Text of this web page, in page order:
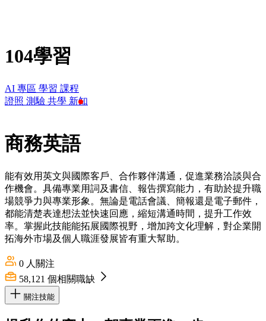
104學習
AI 專區 學習 課程
證照 測驗 共學 新知
商務英語
能有效用英文與國際客戶、合作夥伴溝通，促進業務洽談與合
作機會。具備專業用詞及書信、報告撰寫能力，有助於提升職
場競爭力與專業形象。無論是電話會議、簡報還是電子郵件，
都能清楚表達想法並快速回應，縮短溝通時間，提升工作效
率。掌握此技能能拓展國際視野，增加跨文化理解，對企業開
拓海外市場及個人職涯發展皆有重大幫助。
0 人關注
58,121 個相關職缺
關注技能